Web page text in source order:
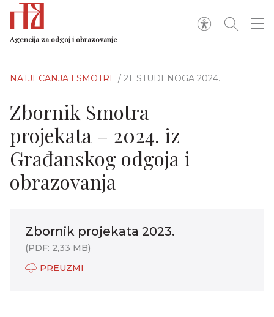
Agencija za odgoj i obrazovanje
NATJECANJA I SMOTRE / 21. STUDENOGA 2024.
Zbornik Smotra
projekata – 2024. iz
Građanskog odgoja i
obrazovanja
Zbornik projekata 2023.
(PDF: 2,33 MB)
PREUZMI